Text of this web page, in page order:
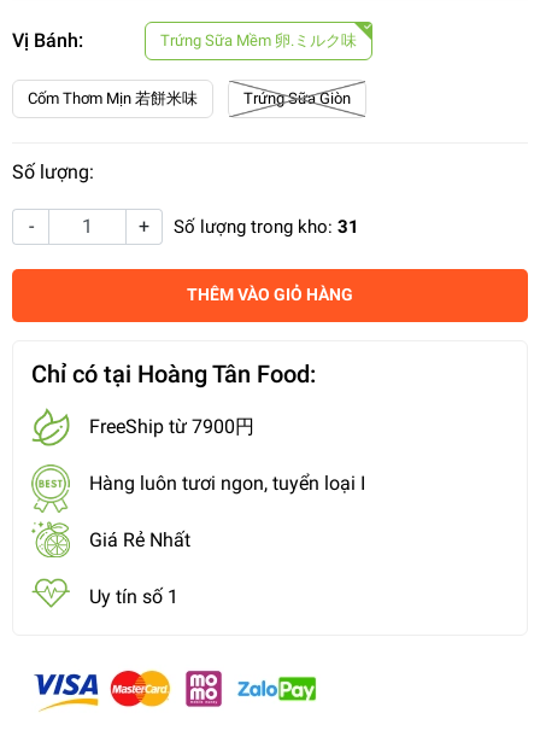
Vị Bánh: Trứng Sữa Mềm 卵.ミルク味
Cốm Thơm Mịn 若餅米味 Trứng Sữa Giòn
Số lượng:
- + Số lượng trong kho: 31
THÊM VÀO GIỎ HÀNG
Chỉ có tại Hoàng Tân Food:
FreeShip từ 7900円
Hàng luôn tươi ngon, tuyển loại I
Giá Rẻ Nhất
Uy tín số 1